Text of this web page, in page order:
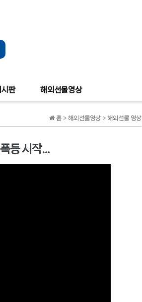
판 해외선물영상
홈 > 해외선물영상 > 해외선물 영상
등 시작…